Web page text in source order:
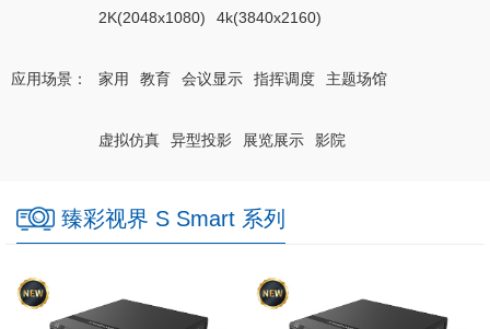
2K(2048x1080) 4k(3840x2160)
应用场景 ： 家用 教育 会议显示 指挥调度 主题场馆
虚拟仿真 异型投影 展览展示 影院
臻彩视界 S Smart 系列